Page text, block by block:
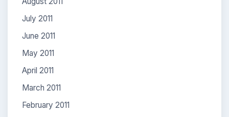
July 2011
June 2011
May 2011
April 2011
March 2011
February 2011